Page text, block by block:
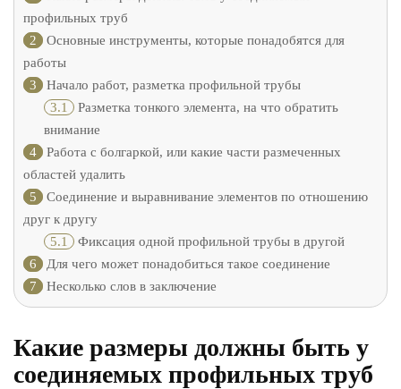
профильных труб
2
Основные инструменты, которые понадобятся для
работы
3
Начало работ, разметка профильной трубы
3.1 Разметка тонкого элемента, на что обратить
внимание
4
Работа с болгаркой, или какие части размеченных
областей удалить
5
Соединение и выравнивание элементов по отношению
друг к другу
5.1 Фиксация одной профильной трубы в другой
6
Для чего может понадобиться такое соединение
7
Несколько слов в заключение
Какие размеры должны быть у
соединяемых профильных труб